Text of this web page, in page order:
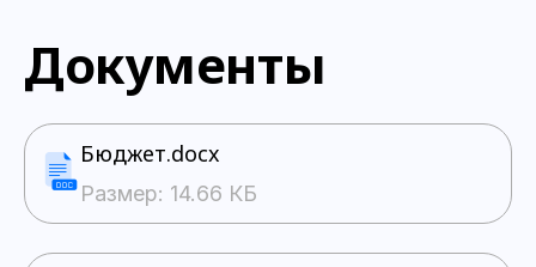
Документы
Бюджет.docx
Размер: 14.66 КБ